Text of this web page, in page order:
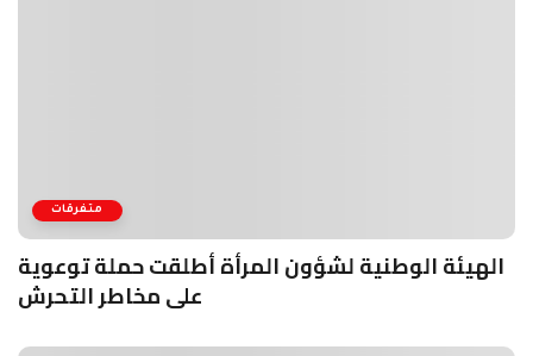
متفرقات
الهيئة الوطنية لشؤون المرأة أطلقت حملة توعوية
على مخاطر التحرش